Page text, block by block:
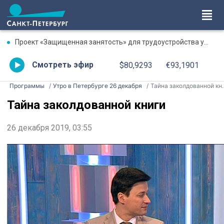
Проект «Защищенная занятость» для трудоустройства участников СВО с инвалидностью стартовал в Петербурге
Смотреть эфир $80,9293 €93,1901
Программы Утро в Петербурге 26 декабря Тайна заколдованной книги
Тайна заколдованной книги
26 декабря 2019, 03:55